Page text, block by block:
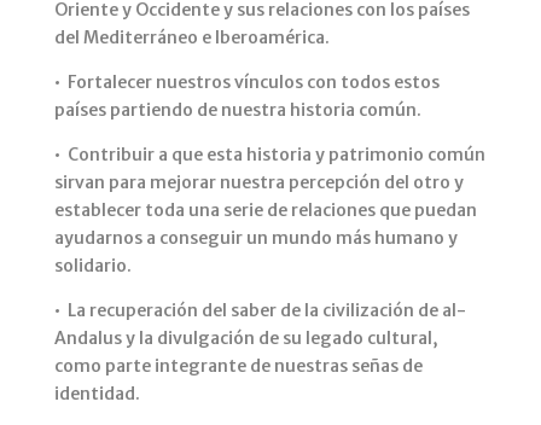
Oriente y Occidente y sus relaciones con los países
del Mediterráneo e Iberoamérica.
• Fortalecer nuestros vínculos con todos estos
países partiendo de nuestra historia común.
• Contribuir a que esta historia y patrimonio común
sirvan para mejorar nuestra percepción del otro y
establecer toda una serie de relaciones que puedan
ayudarnos a conseguir un mundo más humano y
solidario.
• La recuperación del saber de la civilización de al-
Andalus y la divulgación de su legado cultural,
como parte integrante de nuestras señas de
identidad.